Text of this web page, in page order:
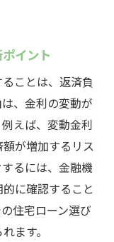
シミュレーシ
なリスクとは
るべき住宅ロ
のコツ
イント
ことは、返済負
、金利の変動が
えば、変動金利
が増加するリス
るには、金融機
に確認すること
住宅ローン選び
ます。